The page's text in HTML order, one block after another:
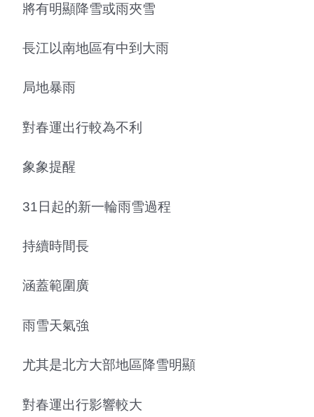
將有明顯降雪或雨夾雪
長江以南地區有中到大雨
局地暴雨
對春運出行較為不利
象象提醒
31日起的新一輪雨雪過程
持續時間長
涵蓋範圍廣
雨雪天氣強
尤其是北方大部地區降雪明顯
對春運出行影響較大